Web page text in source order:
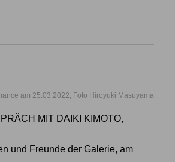
am 25.03.2022, Foto Hiroyuki Masuyama
MIT DAIKI KIMOTO,
und Freunde der Galerie, am